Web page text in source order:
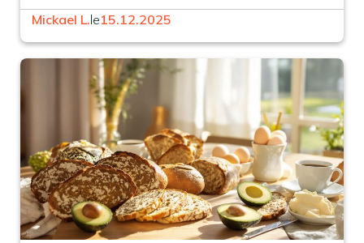
Mickael L.le15.12.2025